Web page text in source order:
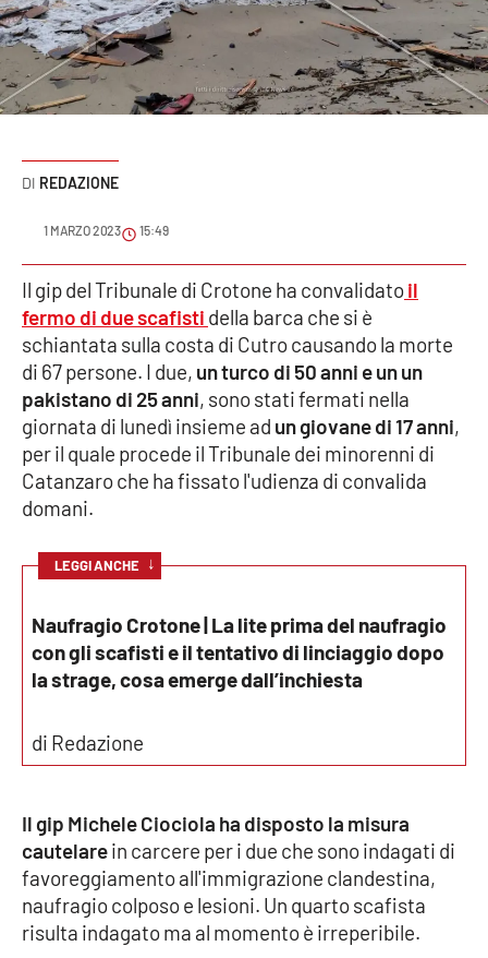
Sanità
Sport
Meteo
Editoriali
VIDEO
Ambiente
Cronaca
Cultura
Economia e Lavoro
Politica
Sport
RUBRICHE
REDAZIONE
1 MARZO 2023 15:49
Il gip del Tribunale di Crotone ha convalidatoil
fermo di due scafisti della barca che si è
schiantata sulla costa di Cutro causando la morte
di 67 persone. I due, un turco di 50 anni e un un
pakistano di 25 anni, sono stati fermati nella
giornata di lunedì insieme ad un giovane di 17 anni,
per il quale procede il Tribunale dei minorenni di
Catanzaro che ha fissato l'udienza di convalida
domani.
LEGGI ANCHE ↓
Naufragio Crotone | La lite prima del naufragio
con gli scafisti e il tentativo di linciaggio dopo
la strage, cosa emerge dall’inchiesta
di Redazione
Il gip Michele Ciociola ha disposto la misura
cautelarein carcere per i due che sono indagati di
favoreggiamento all'immigrazione clandestina,
naufragio colposo e lesioni. Un quarto scafista
risulta indagato ma al momento è irreperibile.